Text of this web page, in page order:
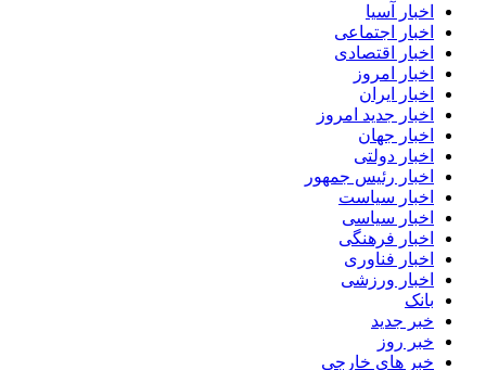
اخبار آسیا
اخبار اجتماعی
اخبار اقتصادی
اخبار امروز
اخبار ایران
اخبار جدید امروز
اخبار جهان
اخبار دولتی
اخبار رئیس جمهور
اخبار سیاست
اخبار سیاسی
اخبار فرهنگی
اخبار فناوری
اخبار ورزشی
بانک
خبر جدید
خبر روز
خبر های خارجی